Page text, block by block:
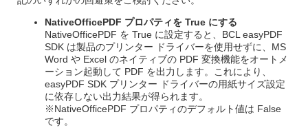
NativeOfficePDF プロパティを True にする
NativeOfficePDF を True に設定すると、BCL easyPDF
SDK は製品のプリンター ドライバーを使用せずに、MS
Word や Excel のネイティブの PDF 変換機能をオートメ
ーション起動して PDF を出力します。これにより、
easyPDF SDK プリンター ドライバーの用紙サイズ設定
に依存しない出力結果が得られます。
※NativeOfficePDF プロパティのデフォルト値は False
です。